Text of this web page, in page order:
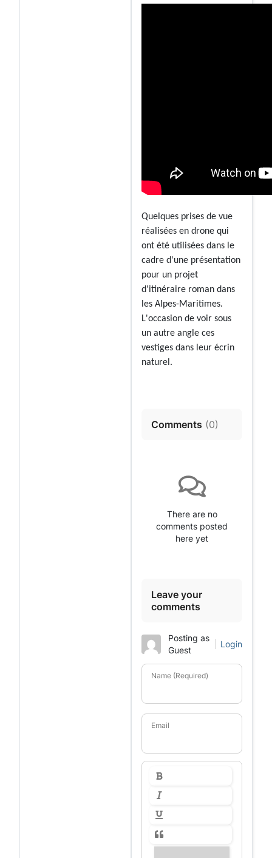
Quelques prises de vue
réalisées en drone qui
ont été utilisées dans le
cadre d'une présentation
pour un projet
d'itinéraire roman dans
les Alpes-Maritimes.
L'occasion de voir sous
un autre angle ces
vestiges dans leur écrin
naturel.
Comments (0)
There are no
comments posted
here yet
Leave your
comments
Posting as
Guest
Login
Name (Required)
Email